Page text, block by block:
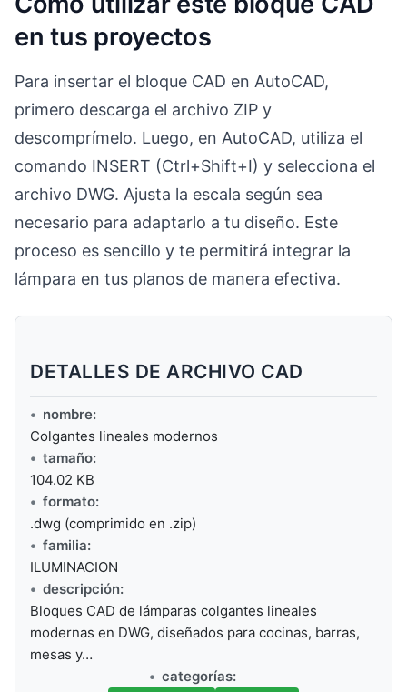
en tus proyectos
Para insertar el bloque CAD en AutoCAD,
primero descarga el archivo ZIP y
descomprímelo. Luego, en AutoCAD, utiliza el
comando INSERT (Ctrl+Shift+I) y selecciona el
archivo DWG. Ajusta la escala según sea
necesario para adaptarlo a tu diseño. Este
proceso es sencillo y te permitirá integrar la
lámpara en tus planos de manera efectiva.
DETALLES DE ARCHIVO CAD
nombre:
Colgantes lineales modernos
tamaño:
104.02 KB
formato:
.dwg (comprimido en .zip)
familia:
ILUMINACION
descripción:
Bloques CAD de lámparas colgantes lineales
modernas en DWG, diseñados para cocinas, barras,
mesas y…
categorías: